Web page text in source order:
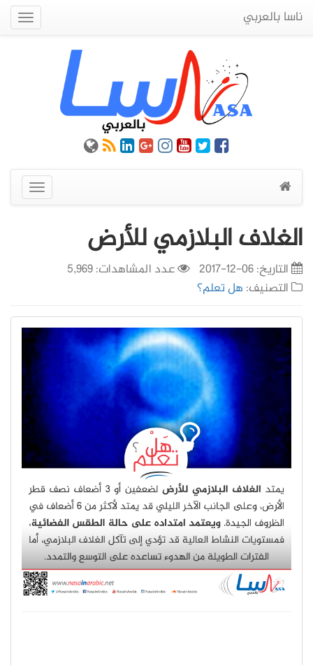
ناسا بالعربي
عرض
القائمة
الغلاف البلازمي للأرض
التاريخ:06-12-2017
عدد المشاهدات: 5,969
التصنيف: هل تعلم؟